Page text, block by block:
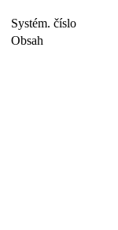
Systém. číslo
Obsah